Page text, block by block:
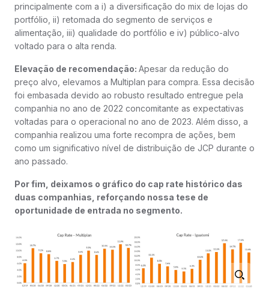
principalmente com a i) a diversificação do mix de lojas do
portfólio, ii) retomada do segmento de serviços e
alimentação, iii) qualidade do portfólio e iv) público-alvo
voltado para o alta renda.
Elevação de recomendação: Apesar da redução do
preço alvo, elevamos a Multiplan para compra. Essa decisão
foi embasada devido ao robusto resultado entregue pela
companhia no ano de 2022 concomitante as expectativas
voltadas para o operacional no ano de 2023. Além disso, a
companhia realizou uma forte recompra de ações, bem
como um significativo nível de distribuição de JCP durante o
ano passado.
Por fim, deixamos o gráfico do cap rate histórico das
duas companhias, reforçando nossa tese de
oportunidade de entrada no segmento.